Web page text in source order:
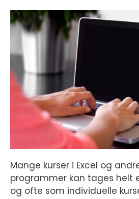
Mange kurser i Excel og
programmer kan tages helt
og ofte som individuelle